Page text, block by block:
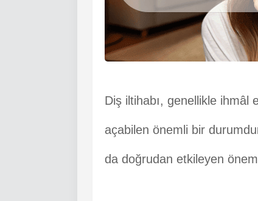
Diş iltihabı, genellikle ihmâl
açabilen önemli bir
da doğrudan etkileyen